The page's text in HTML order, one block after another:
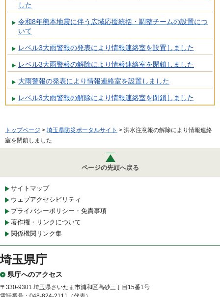
した
令和8年熊本地震に伴う広域応援統括・調整チームの設置につ
いて
レベル3大雨警報の発表により情報連絡室を設置しました
レベル3大雨警報の解除により情報連絡室を閉鎖しました
大雨警報の発表により情報連絡室を設置しました
レベル3大雨警報の解除により情報連絡室を閉鎖しました
トップページ > 埼玉県防災ポータルサイト > 洪水注意報の解除により情報連絡
室を閉鎖しました
ページの先頭へ戻る
サイトマップ
ウェブアクセシビリティ
プライバシーポリシー・免責事項
著作権・リンクについて
関係機関リンク集
埼玉県庁
県庁へのアクセス
〒330-9301 埼玉県さいたま市浦和区高砂三丁目15番1号